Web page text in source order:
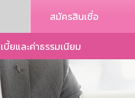
สมัครสินเชื่อ
บี้ยและค่าธรรมเนียม